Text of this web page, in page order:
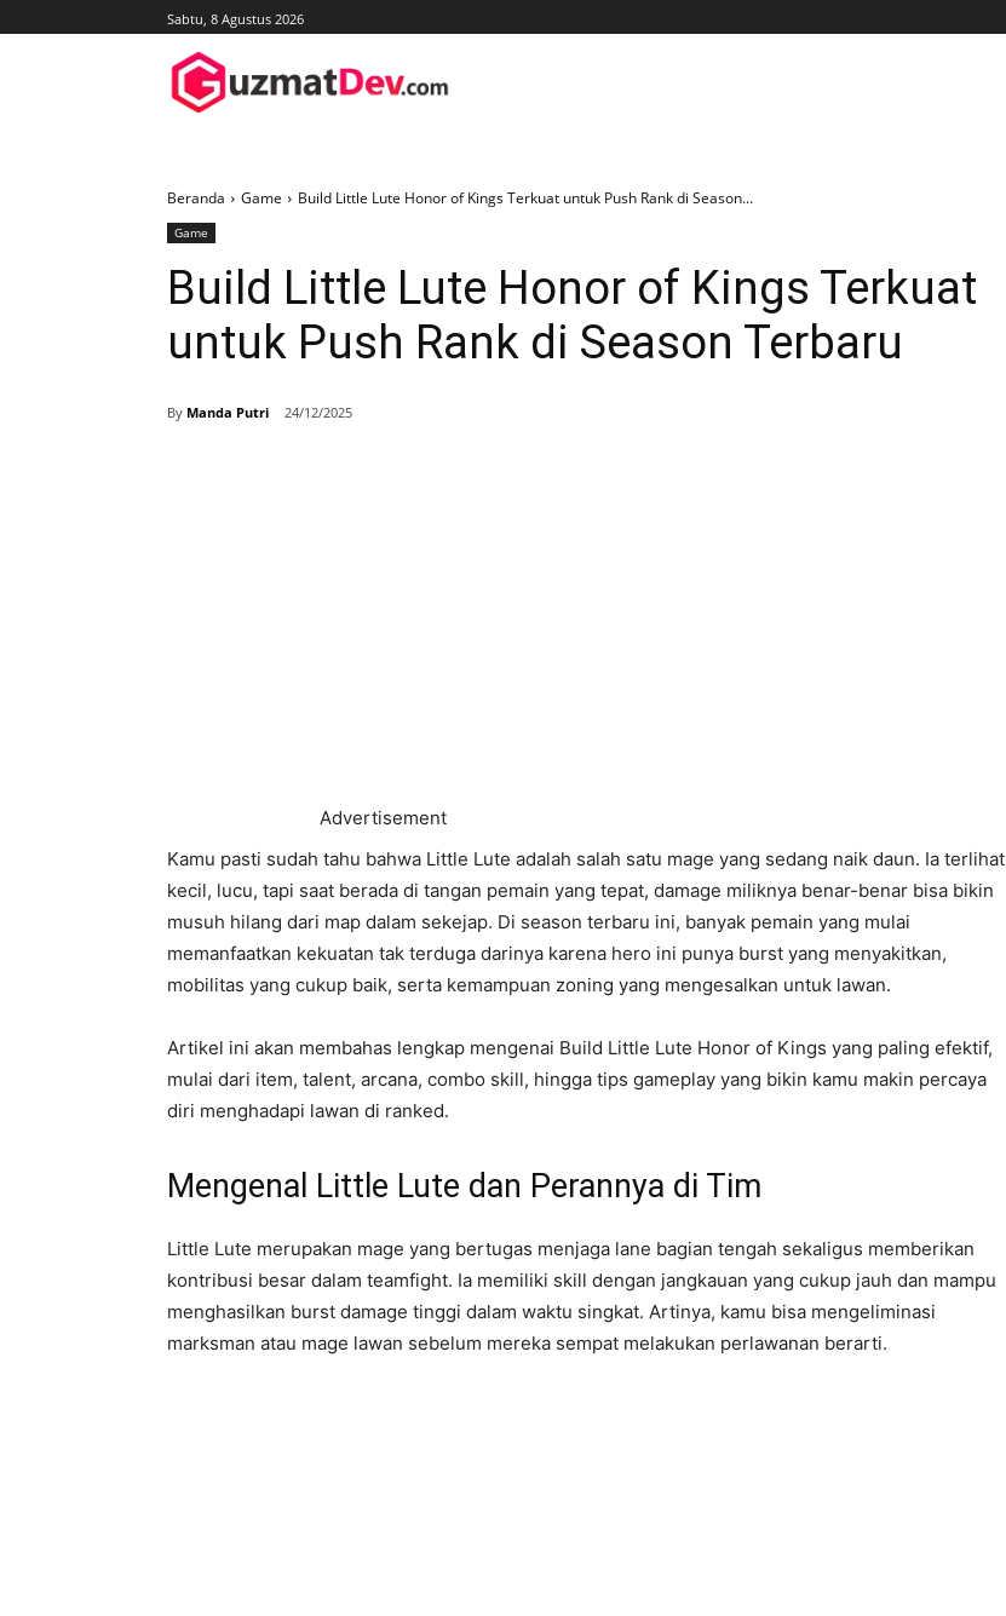
Sabtu, 8 Agustus 2026
Beranda Game Build Little Lute Honor of Kings Terkuat untuk Push Rank di Season...
Game
Build Little Lute Honor of Kings Terkuat
untuk Push Rank di Season Terbaru
By Manda Putri 24/12/2025
Advertisement
Kamu pasti sudah tahu bahwa Little Lute adalah salah satu mage yang sedang naik daun. Ia terlihat
kecil, lucu, tapi saat berada di tangan pemain yang tepat, damage miliknya benar-benar bisa bikin
musuh hilang dari map dalam sekejap. Di season terbaru ini, banyak pemain yang mulai
memanfaatkan kekuatan tak terduga darinya karena hero ini punya burst yang menyakitkan,
mobilitas yang cukup baik, serta kemampuan zoning yang mengesalkan untuk lawan.
Artikel ini akan membahas lengkap mengenai Build Little Lute Honor of Kings yang paling efektif,
mulai dari item, talent, arcana, combo skill, hingga tips gameplay yang bikin kamu makin percaya
diri menghadapi lawan di ranked.
Mengenal Little Lute dan Perannya di Tim
Little Lute merupakan mage yang bertugas menjaga lane bagian tengah sekaligus memberikan
kontribusi besar dalam teamfight. Ia memiliki skill dengan jangkauan yang cukup jauh dan mampu
menghasilkan burst damage tinggi dalam waktu singkat. Artinya, kamu bisa mengeliminasi
marksman atau mage lawan sebelum mereka sempat melakukan perlawanan berarti.